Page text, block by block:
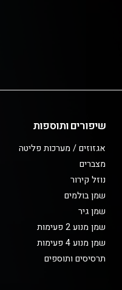
שיפורים ותוספות
אגזוזים / מערכות פליטה
מצברים
נוזל קירור
שמן בולמים
שמן גיר
שמן מנוע 2 פעימות
שמן מנוע 4 פעימות
תרסיסים ותוספים